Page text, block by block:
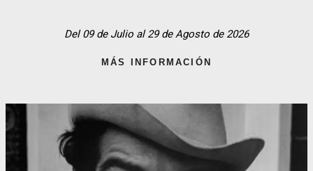
Del 09 de Julio al 29 de Agosto de 2026
MÁS INFORMACIÓN